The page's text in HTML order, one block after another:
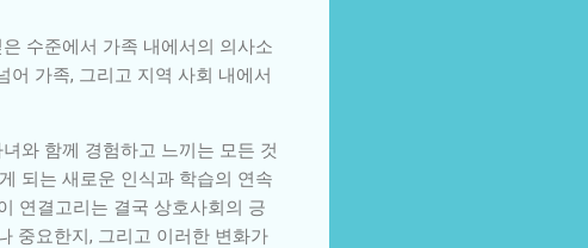
수준에서 가족 내에서의 의사소
어 가족, 그리고 지역 사회 내에서
와 함께 경험하고 느끼는 모든 것
되는 새로운 인식과 학습의 연속
연결고리는 결국 상호사회의 긍
중요한지, 그리고 이러한 변화가